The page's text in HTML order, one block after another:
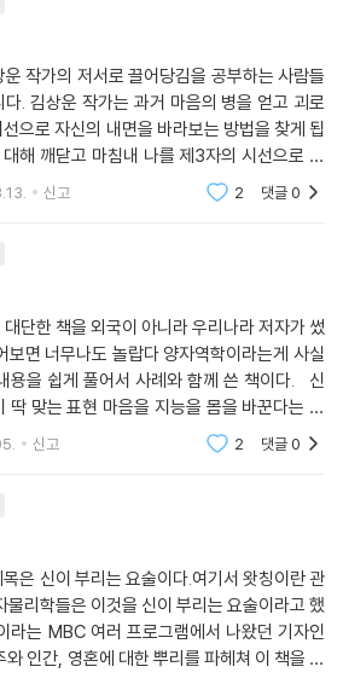
작가의 저서로 끌어당김을 공부하는 사람들
. 김상운 작가는 과거 마음의 병을 얻고 괴로
으로 자신의 내면을 바라보는 방법을 찾게 됩
해 깨닫고 마침내 나를 제3자의 시선으로 바
됩니다. 그 주제로 강연하며 수많은 제자들의
신고 2 댓글0
능을 몸을 바꾼다는 이
신고 2 댓글0
은 신이 부리는 요술이다.여기서 왓칭이란 관
물리학들은 이것을 신이 부리는 요술이라고 했
라는 MBC 여러 프로그램에서 나왔던 기자인
인간, 영혼에 대한 뿌리를 파헤쳐 이 책을 썼